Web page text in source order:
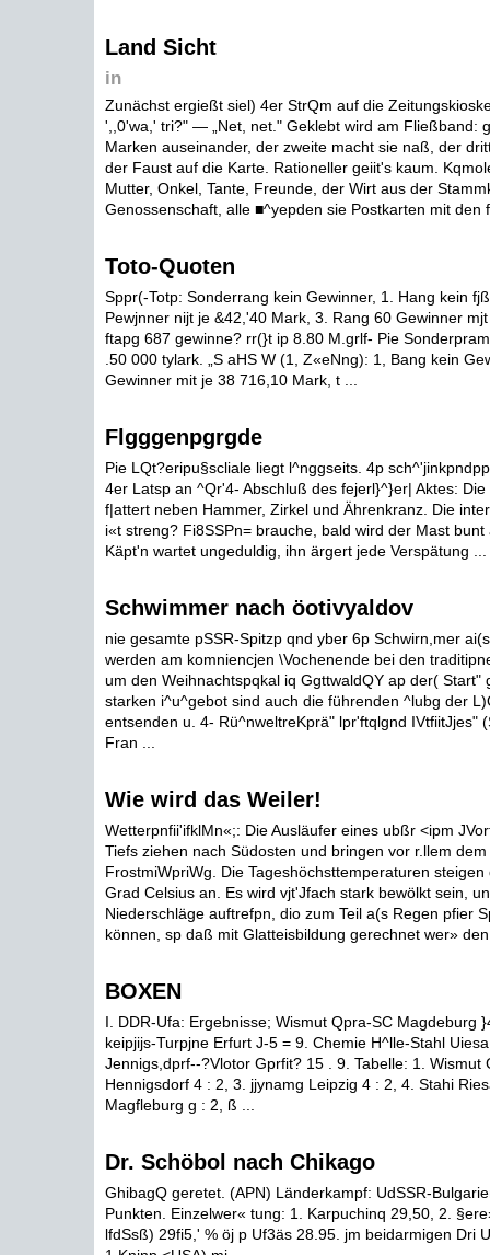
Land Sicht
in
Zunächst ergießt siel) 4er StrQm auf die
',,0'wa,' tri?" — „Net, net." Geklebt wird am Fließband:
Marken auseinander, der zweite macht sie naß, der
der Faust auf die Karte. Rationeller geiit's kaum.
Mutter, Onkel, Tante, Freunde, der Wirt aus der
Genossenschaft, alle ■^yepden sie Postkarten mit den
Toto-Quoten
Sppr(-Totp: Sonderrang kein Gewinner, 1. Hang kein
Pewjnner nijt je &42,'40 Mark, 3. Rang 60 Gewinner
ftapg 687 gewinne? rr(}t ip 8.80 M.grlf- Pie
.50 000 tylark. „S aHS W (1, Z«eNng): 1, Bang kein
Gewinner mit je 38 716,10 Mark, t ...
Flgggenpgrgde
Pie LQt?eripu§scliale liegt l^nggseits. 4p
4er Latsp an ^Qr'4- Abschluß des fejerl}^}er| Aktes:
f|attert neben Hammer, Zirkel und Ährenkranz. Die
i«t streng? Fi8SSPn= brauche, bald wird der Mast bunt
Käpt'n wartet ungeduldig, ihn ärgert jede Verspätung ...
Schwimmer nach öotivyaldov
nie gesamte pSSR-Spitzp qnd yber 6p Schwirn,mer
werden am komniencjen \Vochenende bei den
um den Weihnachtspqkal iq GgttwaldQY ap der( Start"
starken i^u^gebot sind auch die führenden ^lubg der
entsenden u. 4- Rü^nweltreKprä" lpr'ftqlgnd IVtfiitJjes"
Fran ...
Wie wird das Weiler!
Wetterpnfii'ifklMn«;: Die Ausläufer eines ubßr <ipm
Tiefs ziehen nach Südosten und bringen vor r.llem
FrostmiWpriWg. Die Tageshöchsttemperaturen
Grad Celsius an. Es wird vjt'Jfach stark bewölkt sein,
Niederschläge auftrefpn, dio zum Teil a(s Regen pfier
können, sp daß mit Glatteisbildung gerechnet wer»
BOXEN
I. DDR-Ufa: Ergebnisse; Wismut Qpra-SC Magdeburg
keipjijs-Turpjne Erfurt J-5 = 9. Chemie H^lle-Stahl
Jennigs,dprf--?Vlotor Gprfit? 15 . 9. Tabelle: 1. Wismut
Hennigsdorf 4 : 2, 3. jjynamg Leipzig 4 : 2, 4. Stahi
Magfleburg g : 2, ß ...
Dr. Schöbol nach Chikago
GhibagQ geretet. (APN) Länderkampf: UdSSR-
Punkten. Einzelwer« tung: 1. Karpuchinq 29,50, 2.
lfdSsß) 29fi5,' % öj p Uf3äs 28.95. jm beidarmigen Dri